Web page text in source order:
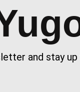
and stay